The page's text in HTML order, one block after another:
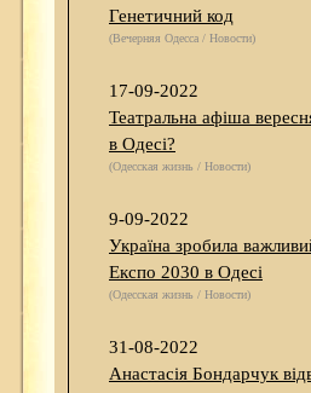
Генетичний код
(Вечерняя Одесса / Новости)
17-09-2022
Театральна афіша
в Одесі?
(Одесская жизнь / Новости)
9-09-2022
Україна зробила
Експо 2030 в Одесі
(Одесская жизнь / Новости)
31-08-2022
Анастасія Бондарчук